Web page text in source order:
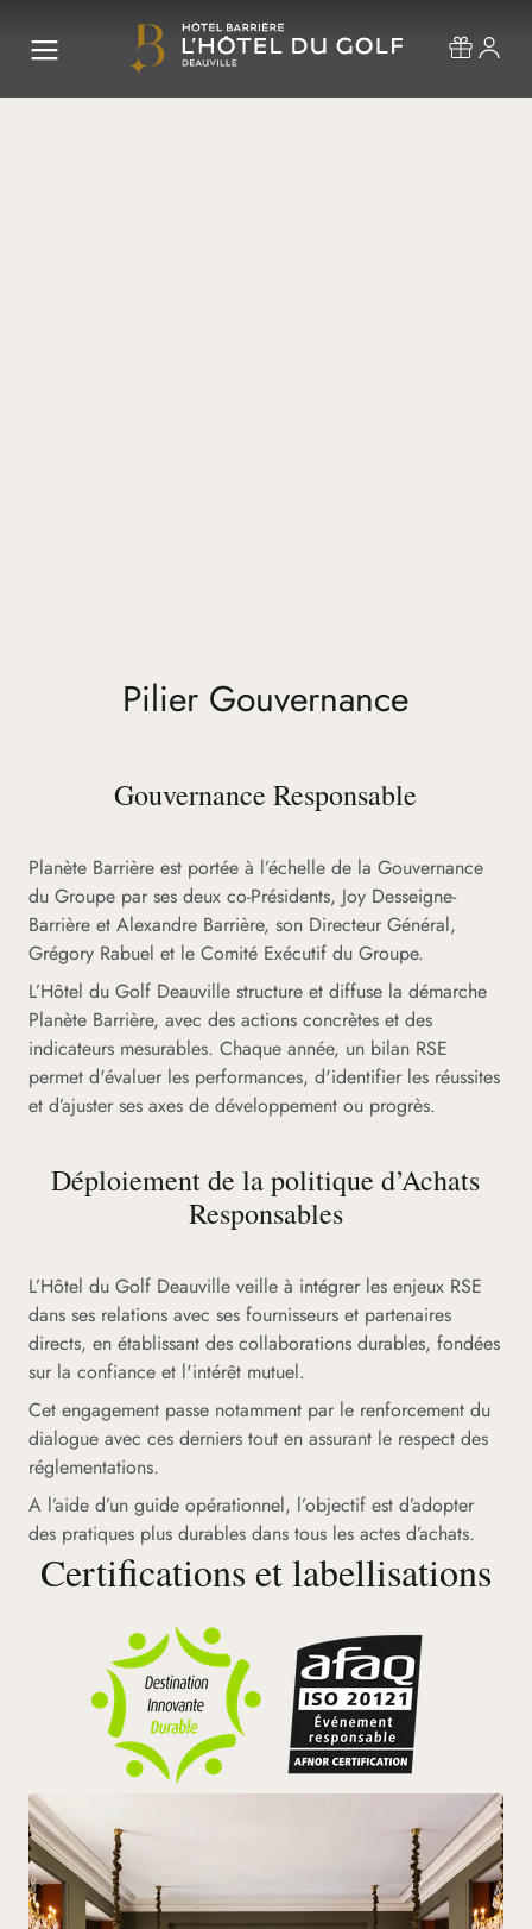
Pilier Gouvernance
Gouvernance Responsable
Planète Barrière est portée à l’échelle de la Gouvernance
du Groupe par ses deux co-Présidents, Joy Desseigne-
Barrière et Alexandre Barrière, son Directeur Général,
Grégory Rabuel et le Comité Exécutif du Groupe.
L’Hôtel du Golf Deauville structure et diffuse la démarche
Planète Barrière, avec des actions concrètes et des
indicateurs mesurables. Chaque année, un bilan RSE
permet d'évaluer les performances, d'identifier les réussites
et d’ajuster ses axes de développement ou progrès.
Déploiement de la politique d’Achats
Responsables
L’Hôtel du Golf Deauville veille à intégrer les enjeux RSE
dans ses relations avec ses fournisseurs et partenaires
directs, en établissant des collaborations durables, fondées
sur la confiance et l'intérêt mutuel.
Cet engagement passe notamment par le renforcement du
dialogue avec ces derniers tout en assurant le respect des
réglementations.
A l’aide d’un guide opérationnel, l’objectif est d’adopter
des pratiques plus durables dans tous les actes d’achats.
Certifications et labellisations